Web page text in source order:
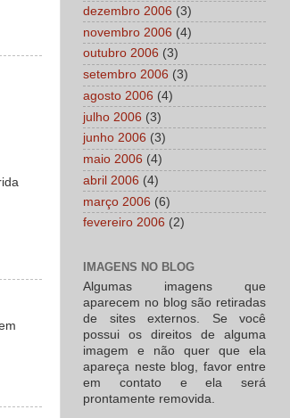
dezembro 2006 (3)
novembro 2006 (4)
outubro 2006 (3)
setembro 2006 (3)
agosto 2006 (4)
julho 2006 (3)
junho 2006 (3)
maio 2006 (4)
abril 2006 (4)
março 2006 (6)
fevereiro 2006 (2)
IMAGENS NO BLOG
Algumas imagens que
aparecem no blog são retiradas
de sites externos. Se você
possui os direitos de alguma
imagem e não quer que ela
apareça neste blog, favor entre
em contato e ela será
prontamente removida.